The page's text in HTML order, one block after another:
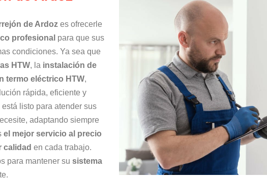
de Ardoz es ofrecerle
profesional para que sus
condiciones. Ya sea que
HTW, la instalación de
termo eléctrico HTW,
rápida, eficiente y
está listo para atender sus
adaptando siempre
el mejor servicio al precio
calidad en cada trabajo.
para mantener su sistema